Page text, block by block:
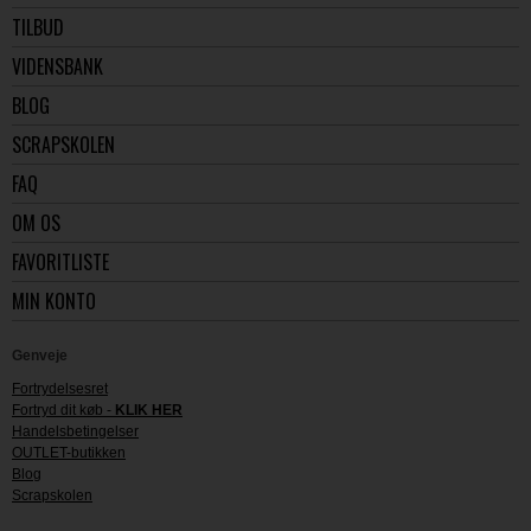
TILBUD
VIDENSBANK
BLOG
SCRAPSKOLEN
FAQ
OM OS
FAVORITLISTE
MIN KONTO
Genveje
Fortrydelsesret
Fortryd dit køb - KLIK HER
Handelsbetingelser
OUTLET-butikken
Blog
Scrapskolen